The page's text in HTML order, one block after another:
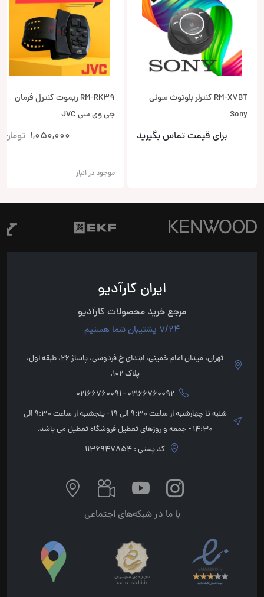
RM-X7BT کنترلر بلوتوث سونی
Sony
برای قیمت تماس بگیرید
RM-RK39 ریموت کنترل فرمان
جی وی سی JVC
1,050,000 تومان
موجود در انبار
ایران کارآدیو
مرجع خرید محصولات کارآدیو
7/24 پشتیبان شما هستیم
تهران، میدان امام خمینی، ابتدای خ فردوسی، پاساژ 26، طبقه اول،
پلاک 102.
02166760092 - 02166760091
شنبه تا چهارشنبه از ساعت 9:30 الی 19 - پنجشنبه از ساعت 9:30 الی
14:30 - جمعه و روزهای تعطیل فروشگاه تعطیل می باشد.
کد پستی : 1136947854
با ما در شبکه‌های اجتماعی